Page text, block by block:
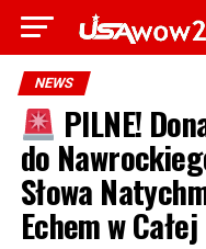
NEWS
PILNE!
do
Słowa
Echem w